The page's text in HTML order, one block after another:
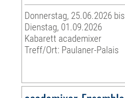
Donnerstag, 25.06.2026 bis
Dienstag, 01.09.2026
Kabarett academixer
Treff/Ort: Paulaner-Palais